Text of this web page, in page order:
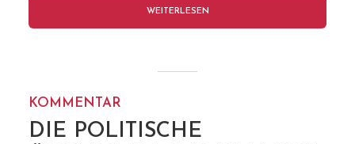
WEITERLESEN
KOMMENTAR
DIE POLITISCHE